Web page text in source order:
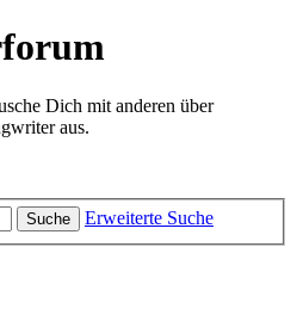
Dich mit anderen über
aus.
Suche Erweiterte Suche